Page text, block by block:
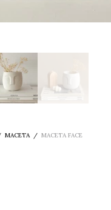
MACETA / MACETA FACE